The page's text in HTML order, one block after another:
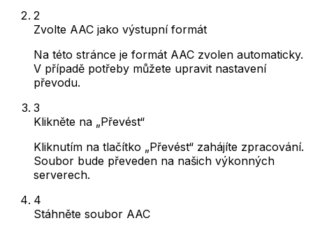
2
Zvolte AAC jako výstupní formát
Na této stránce je formát AAC zvolen automaticky.
V případě potřeby můžete upravit nastavení
převodu.
3
Klikněte na „Převést“
Kliknutím na tlačítko „Převést“ zahájíte zpracování.
Soubor bude převeden na našich výkonných
serverech.
4
Stáhněte soubor AAC